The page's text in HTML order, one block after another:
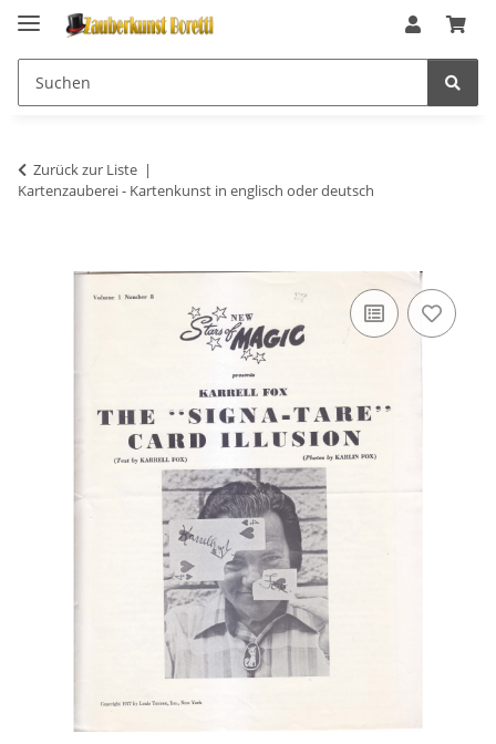
Zurück zur Liste
Kartenzauberei - Kartenkunst in englisch oder deutsch